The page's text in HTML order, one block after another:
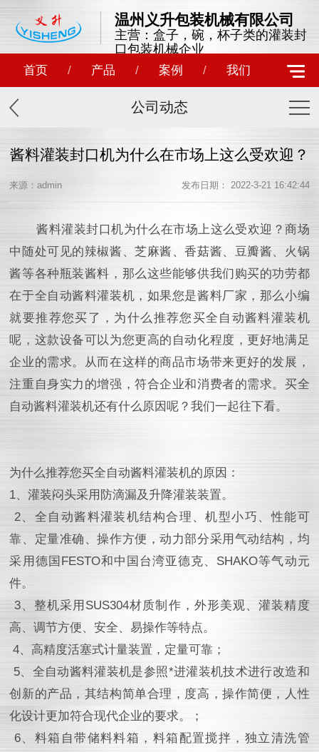
温州义升包装机械有限公司
主营：盒子，碗，杯子类的灌装封
口包装机械企业
首页 / 产品 / 案例 / 我们
公司动态
酱料灌装封口机为什么在市场上这么受欢迎？
来源：admin 发布日期： 2022-3-21 16:42:44
酱料灌装封口机为什么在市场上这么受欢迎？商场
中随处可见的辣椒酱、芝麻酱、香菇酱、豆瓣酱、火锅
酱等各种瓶装酱料，那么这些能够供我们购买的功劳都
在于全自动酱料灌装机，如果您是酱料厂家，那么小编
就要推荐您买了，为什么推荐您买全自动酱料灌装机
呢，这款设备可以为您更高的自动化程度，更好地满足
企业的需求。从而在这样的商品市场带来更好的发展，
注重自身实力的增强，符合企业和消费者的需求。买全
自动酱料灌装机还有什么原因呢？我们一起往下看。
为什么推荐您买全自动酱料灌装机的原因：
1、灌装闷头采用防滴漏及升降灌装装置。
2、全自动酱料灌装机结构合理、机型小巧、性能可
靠、定量准确、操作方便，动力部分采用气动结构，均
采用德国FESTO和中国台湾亚德克、SHAKO等气动元
件。
3、整机采用SUS304材质制作，外形美观、灌装精度
高、调节方便、安全、易操作等特点。
4、高精度活塞式计量装置，定量可靠；
5、全自动酱料灌装机是参照*进灌装机技术进行改造和
创新的产品，其结构简单合理，度高，操作简便，人性
化设计更加符合现代企业的要求。；
6、料箱自带储料料箱，料箱配置搅拌，独立清洗管